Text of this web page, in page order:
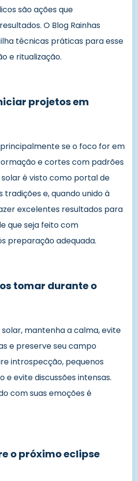
são ações que
O Blog Rainhas
técnicas práticas para esse
e ritualização.
projetos em
se o foco for em
e cortes com padrões
é visto como portal de
tradições e, quando unido à
excelentes resultados para
que seja feito com
preparação adequada.
tomar durante o
mantenha a calma, evite
e preserve seu campo
introspecção, pequenos
e evite discussões intensas.
com suas emoções é
o próximo eclipse